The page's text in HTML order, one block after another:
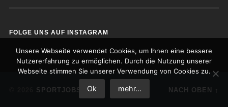
FOLGE UNS AUF INSTAGRAM
SPORTJOBS NACH OBEN ↑
Unsere Webseite verwendet Cookies, um Ihnen eine bessere
Nutzererfahrung zu ermöglichen. Durch die Nutzung unserer
Webseite stimmen Sie unserer Verwendung von Cookies zu.
Ok mehr...